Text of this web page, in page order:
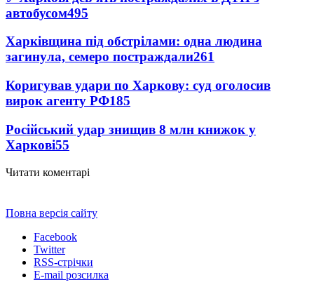
автобусом495
Харківщина під обстрілами: одна людина
загинула, семеро постраждали261
Коригував удари по Харкову: суд оголосив
вирок агенту РФ185
Російський удар знищив 8 млн книжок у
Харкові55
Читати коментарі
Повна версія сайту
Facebook
Twitter
RSS-стрічки
E-mail розсилка